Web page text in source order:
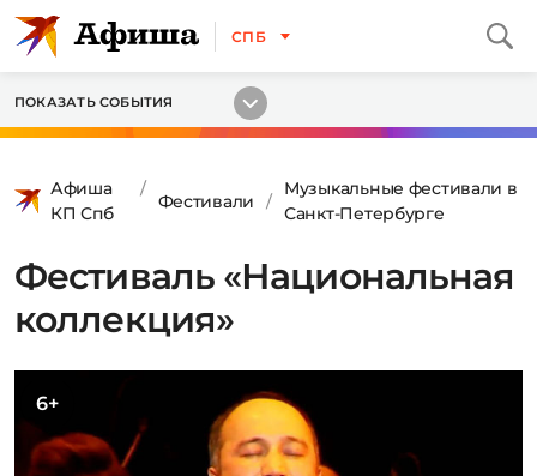
СПБ
ПОКАЗАТЬ СОБЫТИЯ
Афиша
КП Спб
Фестивали
Музыкальные фестивали в
Санкт-Петербурге
Фестиваль «Национальная
коллекция»
6+